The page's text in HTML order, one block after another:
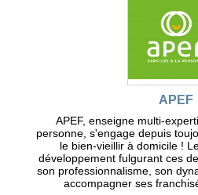
APEF
APEF, enseigne multi-
personne, s'engage depuis
le bien-vieillir à domicile !
développement fulgurant ces
son professionnalisme, son
accompagner ses